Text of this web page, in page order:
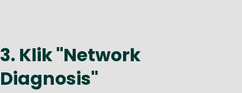
3. Klik "Network
Diagnosis"